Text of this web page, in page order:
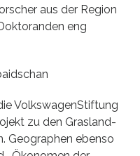
aus der Region
eng
VolkswagenStiftung
zu den Grasland-
Geographen ebenso